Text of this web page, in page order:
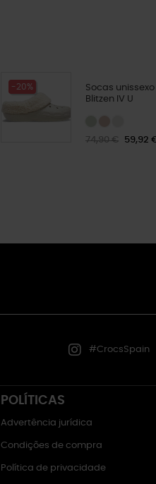
-20%
Socas
Blitzen IV U
74,90 € 59,92
#CrocsSpain
POLÍTICAS
Advertência jurídica
Condições de compra
Política de privacidade